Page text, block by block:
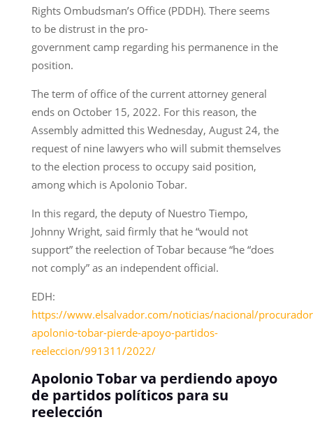
Rights Ombudsman’s Office (PDDH). There seems
to be distrust in the pro-
government camp regarding his permanence in the
position.
The term of office of the current attorney general
ends on October 15, 2022. For this reason, the
Assembly admitted this Wednesday, August 24, the
request of nine lawyers who will submit themselves
to the election process to occupy said position,
among which is Apolonio Tobar.
In this regard, the deputy of Nuestro Tiempo,
Johnny Wright, said firmly that he “would not
support” the reelection of Tobar because “he “does
not comply” as an independent official.
EDH:
https://www.elsalvador.com/noticias/nacional/
apolonio-tobar-pierde-apoyo-partidos-
reeleccion/991311/2022/
Apolonio Tobar va perdiendo apoyo
de partidos políticos para su
reelección